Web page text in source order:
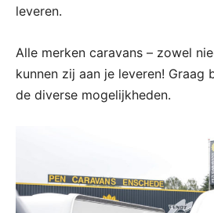
leveren.
Alle merken caravans – zowel
kunnen zij aan je leveren! Graag
de diverse mogelijkheden.